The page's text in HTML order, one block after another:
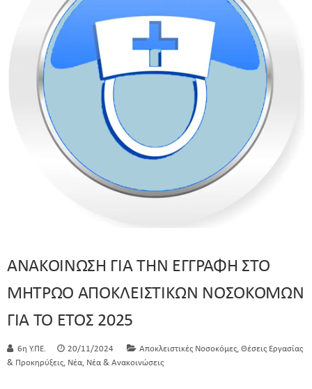
ΑΝΑΚΟΙΝΩΣΗ ΓΙΑ ΤΗΝ ΕΓΓΡΑΦΗ ΣΤΟ
ΜΗΤΡΩΟ ΑΠΟΚΛΕΙΣΤΙΚΩΝ ΝΟΣΟΚΟΜΩΝ
ΓΙΑ ΤΟ ΕΤΟΣ 2025
6η Υ.ΠΕ. 20/11/2024 Αποκλειστικές Νοσοκόμες Θέσεις Εργασίας
& Προκηρύξεις Νέα Νέα & Ανακοινώσεις